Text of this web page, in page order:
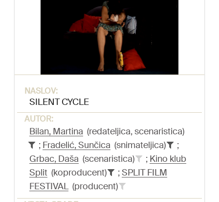
NASLOV:
SILENT CYCLE
AUTOR:
Bilan, Martina (redateljica, scenaristica)
; Fradelić, Sunčica (snimateljica)
;
Grbac, Daša (scenaristica) ; Kino klub
Split (koproducent) ;SPLIT FILM
FESTIVAL(producent)